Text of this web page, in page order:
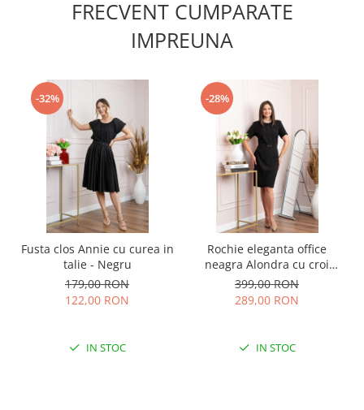
FRECVENT CUMPARATE
IMPREUNA
-32%
Fusta clos Annie cu curea in
talie - Negru
179,00 RON
122,00 RON
IN STOC
-28%
Rochie eleganta office
neagra Alondra cu croi
cambrat
399,00 RON
289,00 RON
IN STOC